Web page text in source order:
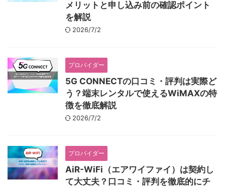
メリットと申し込み前の確認ポイント
を解説
2026/7/2
プロバイダー
5G CONNECTの口コミ・評判は実際ど
う？端末レンタルで使えるWiMAXの特
徴を徹底解説
2026/7/2
プロバイダー
AiR-WiFi（エアワイファイ）は契約し
て大丈夫？口コミ・評判を徹底的にチ